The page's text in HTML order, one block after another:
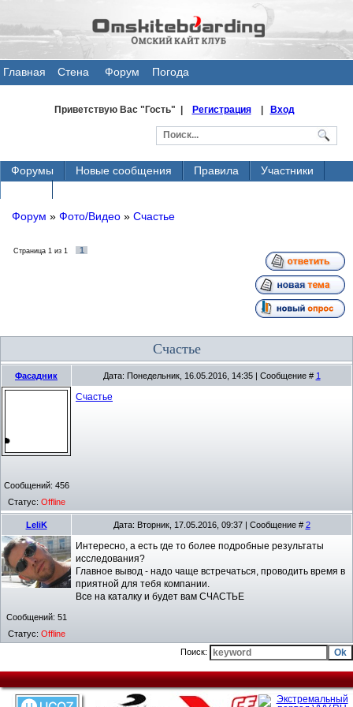
Главная
Стена
Форум Погода
Приветствую Вас"Гость" | Регистрация| Вход
Форумы Новые сообщения Правила
Участники
Форум » Фото/Видео » Счастье
Страница 1 из 1 1
Счастье
Фасадник Дата: Понедельник, 16.05.2016, 14:35 | Сообщение # 1
Сообщений: 456
Статус: Offline
Счастье
LeliK Дата: Вторник, 17.05.2016, 09:37 | Сообщение # 2
Сообщений: 51
Статус: Offline
Интересно, а есть где то более подробные результаты
исследования?
Главное вывод - надо чаще встречаться, проводить время в
приятной для тебя компании.
Все на каталку и будет вам СЧАСТЬЕ
Поиск: